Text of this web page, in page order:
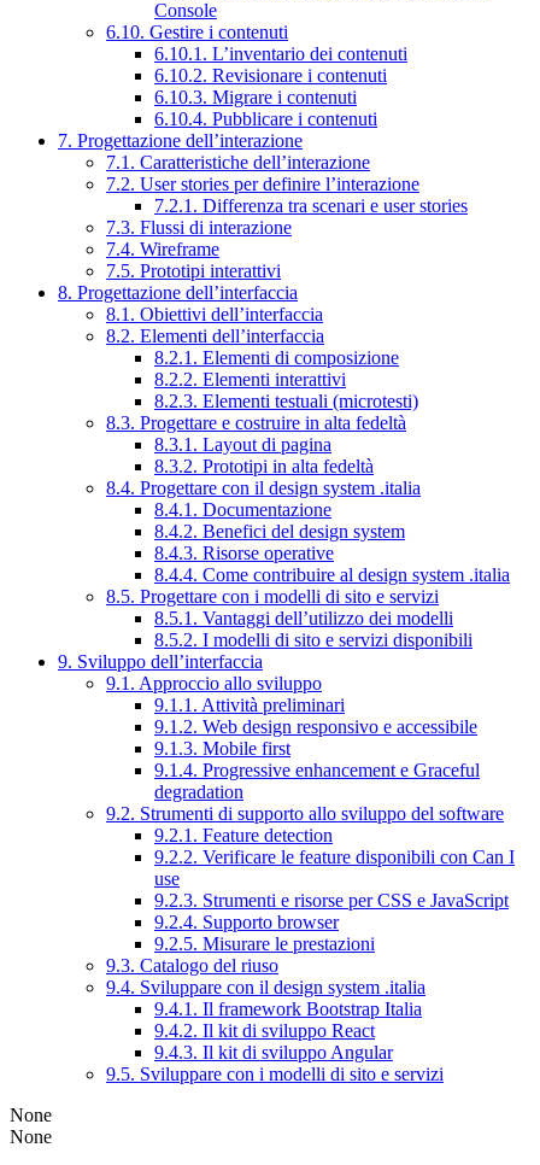
Console
6.10. Gestire i contenuti
6.10.1. L’inventario dei contenuti
6.10.2. Revisionare i contenuti
6.10.3. Migrare i contenuti
6.10.4. Pubblicare i contenuti
7. Progettazione dell’interazione
7.1. Caratteristiche dell’interazione
7.2. User stories per definire l’interazione
7.2.1. Differenza tra scenari e user stories
7.3. Flussi di interazione
7.4. Wireframe
7.5. Prototipi interattivi
8. Progettazione dell’interfaccia
8.1. Obiettivi dell’interfaccia
8.2. Elementi dell’interfaccia
8.2.1. Elementi di composizione
8.2.2. Elementi interattivi
8.2.3. Elementi testuali (microtesti)
8.3. Progettare e costruire in alta fedeltà
8.3.1. Layout di pagina
8.3.2. Prototipi in alta fedeltà
8.4. Progettare con il design system .italia
8.4.1. Documentazione
8.4.2. Benefici del design system
8.4.3. Risorse operative
8.4.4. Come contribuire al design system .italia
8.5. Progettare con i modelli di sito e servizi
8.5.1. Vantaggi dell’utilizzo dei modelli
8.5.2. I modelli di sito e servizi disponibili
9. Sviluppo dell’interfaccia
9.1. Approccio allo sviluppo
9.1.1. Attività preliminari
9.1.2. Web design responsivo e accessibile
9.1.3. Mobile first
9.1.4. Progressive enhancement e Graceful
degradation
9.2. Strumenti di supporto allo sviluppo del software
9.2.1. Feature detection
9.2.2. Verificare le feature disponibili con Can I
use
9.2.3. Strumenti e risorse per CSS e JavaScript
9.2.4. Supporto browser
9.2.5. Misurare le prestazioni
9.3. Catalogo del riuso
9.4. Sviluppare con il design system .italia
9.4.1. Il framework Bootstrap Italia
9.4.2. Il kit di sviluppo React
9.4.3. Il kit di sviluppo Angular
9.5. Sviluppare con i modelli di sito e servizi
None
None